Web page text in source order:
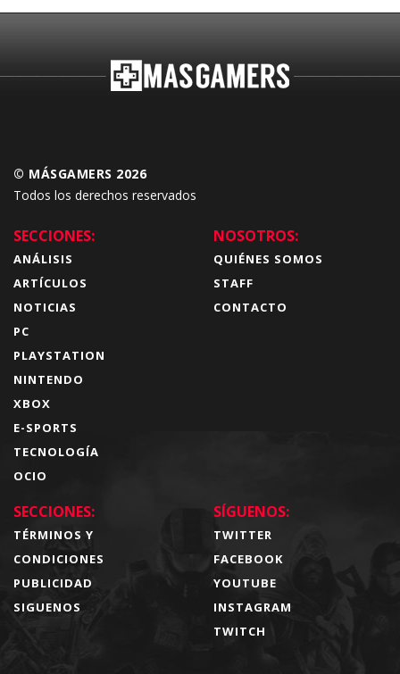
© MÁSGAMERS 2026
Todos los derechos reservados
SECCIONES:
ANÁLISIS
ARTÍCULOS
NOTICIAS
PC
PLAYSTATION
NINTENDO
XBOX
E-SPORTS
TECNOLOGÍA
OCIO
NOSOTROS:
QUIÉNES SOMOS
STAFF
CONTACTO
SECCIONES:
TÉRMINOS Y
CONDICIONES
PUBLICIDAD
SIGUENOS
SÍGUENOS:
TWITTER
FACEBOOK
YOUTUBE
INSTAGRAM
TWITCH